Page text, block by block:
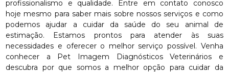
profissionalismo e qualidade. Entre em contato conosco
hoje mesmo para saber mais sobre nossos serviços e como
podemos ajudar a cuidar da saúde do seu animal de
estimação. Estamos prontos para atender às suas
necessidades e oferecer o melhor serviço possível. Venha
conhecer a Pet Imagem Diagnósticos Veterinários e
descubra por que somos a melhor opção para cuidar da